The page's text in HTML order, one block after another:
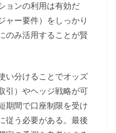
ョンの利用は有効だ
ャー要件）をしっかり
のみ活用することが賢
い分けることでオッズ
引）やヘッジ戦略が可
期間で口座制限を受け
従う必要がある。最後